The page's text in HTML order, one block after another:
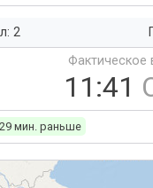
2
Фактическое
11:41
мин. раньше